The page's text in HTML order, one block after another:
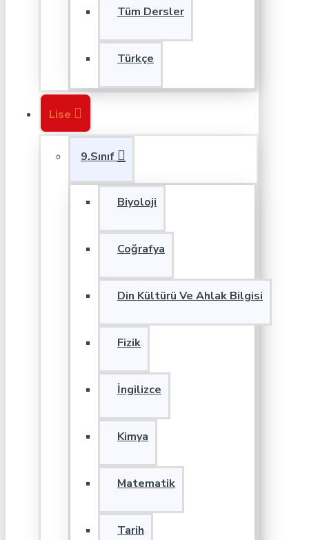
Tüm Dersler
Türkçe
Lise
9.Sınıf
Biyoloji
Coğrafya
Din Kültürü Ve Ahlak Bilgisi
Fizik
İngilizce
Kimya
Matematik
Tarih